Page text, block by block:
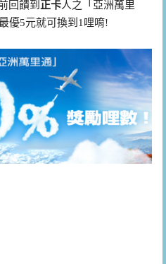
回饋到 正卡人之「亞洲萬里
優5元就可換到1哩唷!